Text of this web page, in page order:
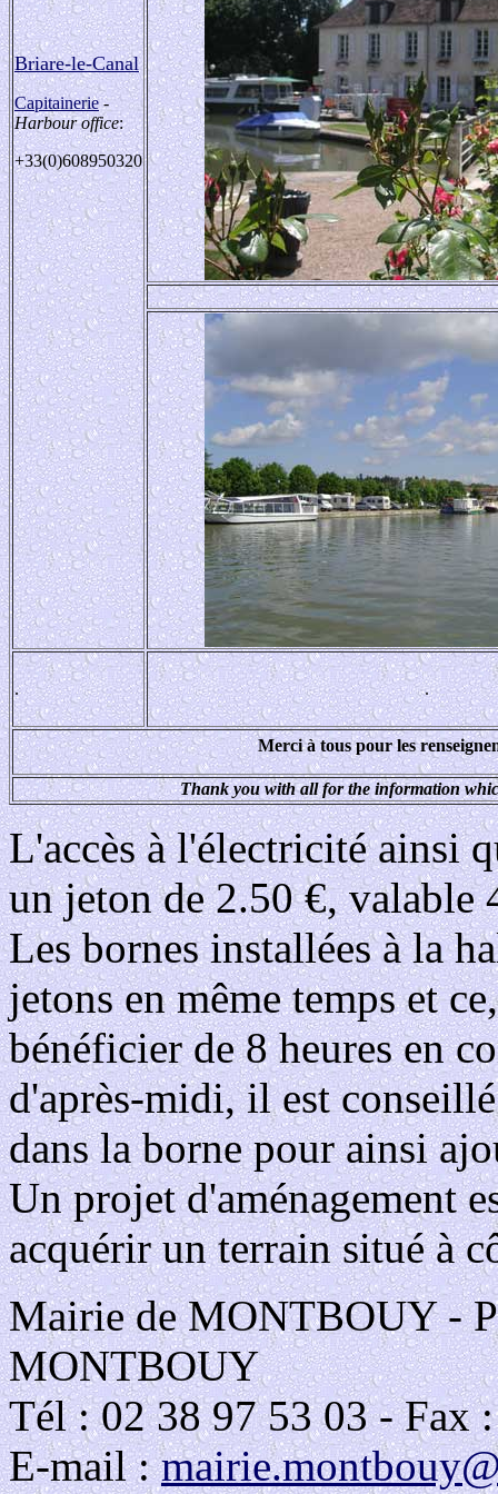
Briare-le-Canal
Capitainerie -
Harbour office:
+33(0)608950320
. .
Merci à tous pour les
Thank you with all for the information
L'accès à l'électricité ainsi
un jeton de 2.50 €, valable
Les bornes installées à la
jetons en même temps et
bénéficier de 8 heures en
d'après-midi, il est
dans la borne pour ainsi
Un projet d'aménagement
acquérir un terrain situé à
Mairie de MONTBOUY -
MONTBOUY
Tél : 02 38 97 53 03 - Fax
E-mail :